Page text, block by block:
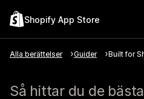
Shopify App Store
Alla berättelser Guider Built for
Så hittar du de